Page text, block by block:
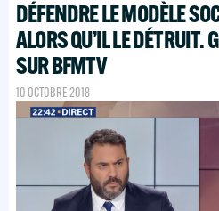
DÉFENDRE LE MODÈLE
ALORS QU’IL LE DÉTRUIT.
SUR BFMTV
10 OCTOBRE 2018